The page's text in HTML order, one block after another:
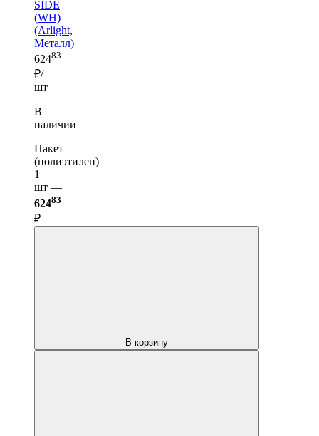
SIDE
(WH)
(Arlight,
Металл)
62483
₽/
шт
В
наличии
Пакет
(полиэтилен)
1
шт —
62483
₽
В корзину